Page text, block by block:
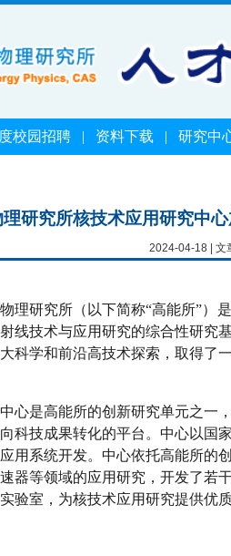
校园招聘| 资料下载 | 研究中
研究所核技术应用研究中
2024-04-18 | 文
理研究所（以下简称“高能所”）
线技术与应用研究的综合性研究
科学和前沿高技术探索，取得了
心是高能所的创新研究单元之一
科技成果转化的平台。中心以国
用系统开发。中心依托高能所的
器等领域的应用研究，开发了若
验室，为核技术应用研究提供优质